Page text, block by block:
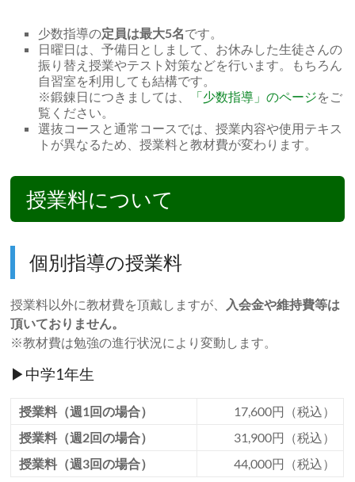
少数指導の定員は最大5名です。
日曜日は、予備日としまして、お休みした生徒さんの
振り替え授業やテスト対策などを行います。もちろん
自習室を利用しても結構です。
※鍛錬日につきましては、
「少数指導」のページをご
覧ください。
選抜コースと通常コースでは、授業内容や使用テキス
トが異なるため、授業料と教材費が変わります。
授業料について
個別指導の授業料
授業料以外に教材費を頂戴しますが、
入会金や維持費等は
頂いておりません。
※教材費は勉強の進行状況により変動します。
▶中学1年生
授業料（週1回の場合）
17,600円（税込）
授業料（週2回の場合）
31,900円（税込）
授業料（週3回の場合）
44,000円（税込）